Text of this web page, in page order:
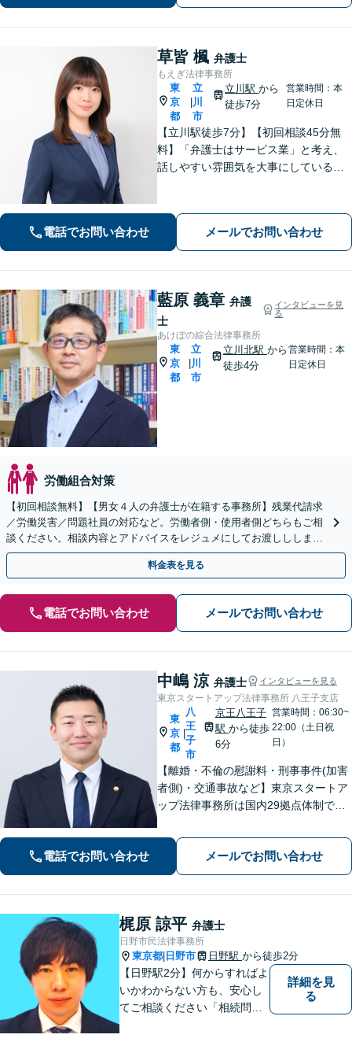
草皆 楓 弁護士
もえぎ法律事務所
東
京
都
立
川
市
立川駅から
徒歩7分
営業時間：本
日定休日
【立川駅徒歩7分】【初回相談45分無
料】「弁護士はサービス業」と考え、
話しやすい雰囲気を大事にしている事
を心がけています【離婚・男女問題／
相続・遺言／交通事故】
電話でお問い合わせ メールでお問い合わせ
藍原 義章 弁護
士
インタビューを見
る
あけぼの綜合法律事務所
東
京
都
立
川
市
立川北駅 から
徒歩4分
営業時間：本
日定休日
労働組合対策
【初回相談無料】【男女４人の弁護士が在籍する事務所】残業代請求
／労働災害／問題社員の対応など。労働者側・使用者側どちらもご相
談ください。相談内容とアドバイスをレジュメにしてお渡ししします
【立川駅６分】【弁護士歴15年以上】
料金表を見る
電話でお問い合わせ メールでお問い合わせ
中嶋 涼 弁護士 インタビューを見る
東京スタートアップ法律事務所 八王子支店
東
京
都
八
王
子
市
京王八王子
駅 から徒歩
6分
営業時間：06:30~
22:00（土日祝
日）
【離婚・不倫の慰謝料・刑事事件(加害
者側)・交通事故など】東京スタートア
ップ法律事務所は国内29拠点体制で全
対応(法律相談は完全予約制)】各分野で
専門性の高い弁護士が寄り添い解決を
サポートします。
電話でお問い合わせ メールでお問い合わせ
梶原 諒平 弁護士
日野市民法律事務所
東京都 日野市 日野駅 から徒歩2分
【日野駅2分】何からすればよ
いかわからない方も、安心し
てご相談ください「相続問
詳細を見
る